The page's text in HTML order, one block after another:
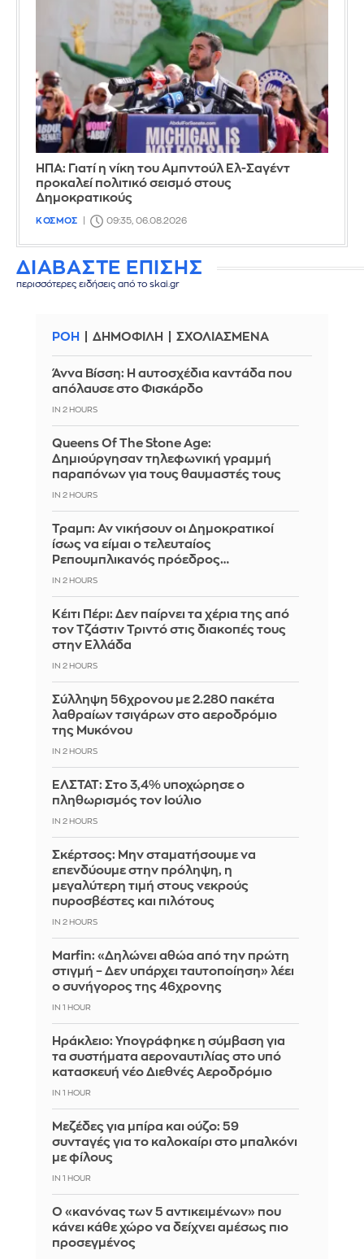
ΗΠΑ: Γιατί η νίκη του Αμπντούλ Ελ-Σαγέντ
προκαλεί πολιτικό σεισμό στους
Δημοκρατικούς
ΚΟΣΜΟΣ 09:35, 06.08.2026
ΔΙΑΒΑΣΤΕ ΕΠΙΣΗΣ
περισσότερες ειδήσεις από το skai.gr
ΡΟΗ ΔΗΜΟΦΙΛΗ ΣΧΟΛΙΑΣΜΕΝΑ
Άννα Βίσση: Η αυτοσχέδια καντάδα που
απόλαυσε στο Φισκάρδο
IN 2 HOURS
Queens Of The Stone Age:
Δημιούργησαν τηλεφωνική γραμμή
παραπόνων για τους θαυμαστές τους
IN 2 HOURS
Τραμπ: Αν νικήσουν οι Δημοκρατικοί
ίσως να είμαι ο τελευταίος
Ρεπουμπλικανός πρόεδρος…
IN 2 HOURS
Κέιτι Πέρι: Δεν παίρνει τα χέρια της από
τον Τζάστιν Τριντό στις διακοπές τους
στην Ελλάδα
IN 2 HOURS
Σύλληψη 56χρονου με 2.280 πακέτα
λαθραίων τσιγάρων στο αεροδρόμιο
της Μυκόνου
IN 2 HOURS
ΕΛΣΤΑΤ: Στο 3,4% υποχώρησε ο
πληθωρισμός τον Ιούλιο
IN 2 HOURS
Σκέρτσος: Μην σταματήσουμε να
επενδύουμε στην πρόληψη, η
μεγαλύτερη τιμή στους νεκρούς
πυροσβέστες και πιλότους
IN 2 HOURS
Marfin: «Δηλώνει αθώα από την πρώτη
στιγμή – Δεν υπάρχει ταυτοποίηση» λέει
ο συνήγορος της 46χρονης
IN 1 HOUR
Ηράκλειο: Υπογράφηκε η σύμβαση για
τα συστήματα αεροναυτιλίας στο υπό
κατασκευή νέο Διεθνές Αεροδρόμιο
IN 1 HOUR
Μεζέδες για μπίρα και ούζο: 59
συνταγές για το καλοκαίρι στο μπαλκόνι
με φίλους
IN 1 HOUR
Ο «κανόνας των 5 αντικειμένων» που
κάνει κάθε χώρο να δείχνει αμέσως πιο
προσεγμένος